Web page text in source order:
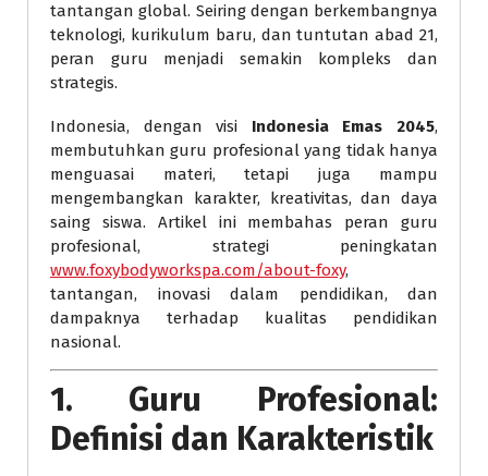
tantangan global. Seiring dengan berkembangnya
teknologi, kurikulum baru, dan tuntutan abad 21,
peran guru menjadi semakin kompleks dan
strategis.
Indonesia, dengan visi Indonesia Emas 2045,
membutuhkan guru profesional yang tidak hanya
menguasai materi, tetapi juga mampu
mengembangkan karakter, kreativitas, dan daya
saing siswa. Artikel ini membahas peran guru
profesional, strategi peningkatan
www.foxybodyworkspa.com/about-foxy,
tantangan, inovasi dalam pendidikan, dan
dampaknya terhadap kualitas pendidikan
nasional.
1. Guru Profesional:
Definisi dan Karakteristik